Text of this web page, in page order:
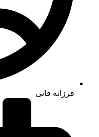
فرزانه فانی